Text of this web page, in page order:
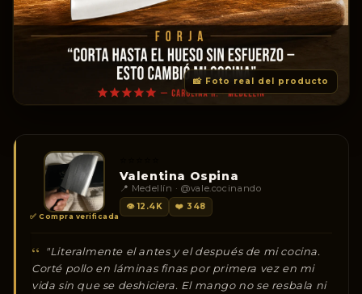
📸 Foto real del producto
✅ Compra verificada
Valentina Ospina
📍 Medellín · @vale.cocinando
👁 12.4K ❤️ 348
"Literalmente el antes y el después de mi cocina.
Corté pollo en láminas finas por primera vez en mi
vida sin que se deshiciera. El mango no se resbala ni